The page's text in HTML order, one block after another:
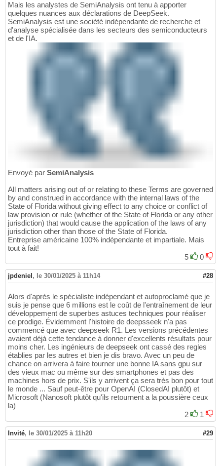
Mais les analystes de SemiAnalysis ont tenu à apporter
quelques nuances aux déclarations de DeepSeek.
SemiAnalysis est une société indépendante de recherche et
d'analyse spécialisée dans les secteurs des semiconducteurs
et de l'IA.
Envoyé par SemiAnalysis
All matters arising out of or relating to these Terms are governed
by and construed in accordance with the internal laws of the
State of Florida without giving effect to any choice or conflict of
law provision or rule (whether of the State of Florida or any other
jurisdiction) that would cause the application of the laws of any
jurisdiction other than those of the State of Florida.
Entreprise américaine 100% indépendante et impartiale. Mais
tout à fait!
5
0
jpdeniel, le 30/01/2025 à 11h14 #28
Alors d'après le spécialiste indépendant et autoproclamé que je
suis je pense que 6 millions est le coût de l'entraînement de leur
développement de superbes astuces techniques pour réaliser
ce prodige. Évidemment l'histoire de deepsseek n'a pas
commencé que avec deepseek R1. Les versions précédentes
avaient déjà cette tendance à donner d'excellents résultats pour
moins cher. Les ingénieurs de deepseek ont cassé des regles
établies par les autres et bien je dis bravo. Avec un peu de
chance on arrivera à faire tourner une bonne IA sans gpu sur
des vieux mac ou même sur des smartphones et pas des
machines hors de prix. S'ils y arrivent ça sera très bon pour tout
le monde ... Sauf peut-être pour OpenAI (ClosedAI plutôt) et
Microsoft (Nanosoft plutôt qu'ils retournent a la poussière ceux
la)
2
1
Invité, le 30/01/2025 à 11h20 #29